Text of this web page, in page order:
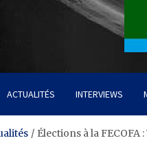
ACTUALITÉS INTERVIEWS
Élections à la